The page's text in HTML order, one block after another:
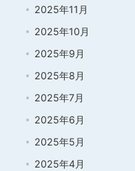
2025年11月
2025年10月
2025年9月
2025年8月
2025年7月
2025年6月
2025年5月
2025年4月